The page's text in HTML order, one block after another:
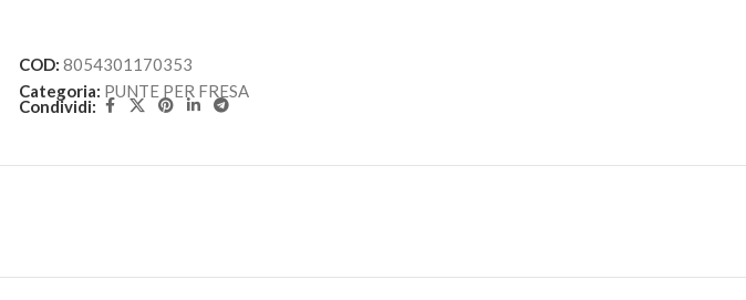
COD: 8054301170353
Categoria: PUNTE PER FRESA
Condividi: